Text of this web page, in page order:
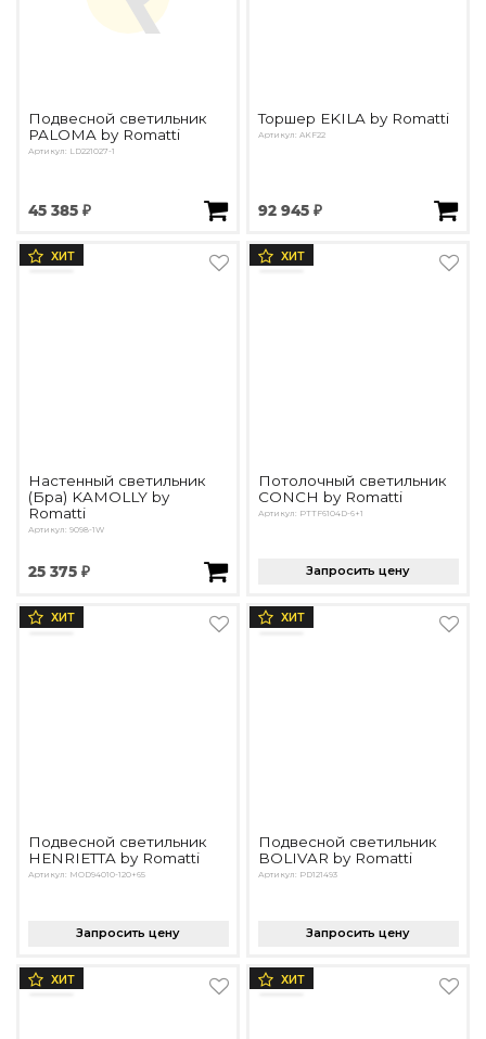
Подвесной светильник
PALOMA by Romatti
Артикул: LD221027-1
45 385 ₽
Торшер EKILA by Romatti
Артикул: AKF22
92 945 ₽
ХИТ
Настенный светильник
(Бра) KAMOLLY by
Romatti
Артикул: 9098-1W
25 375 ₽
ХИТ
Потолочный светильник
CONCH by Romatti
Артикул: PTTF6104D-6+1
Запросить цену
ХИТ
Подвесной светильник
HENRIETTA by Romatti
Артикул: MOD94010-120+65
Запросить цену
ХИТ
Подвесной светильник
BOLIVAR by Romatti
Артикул: PD121493
Запросить цену
ХИТ ХИТ